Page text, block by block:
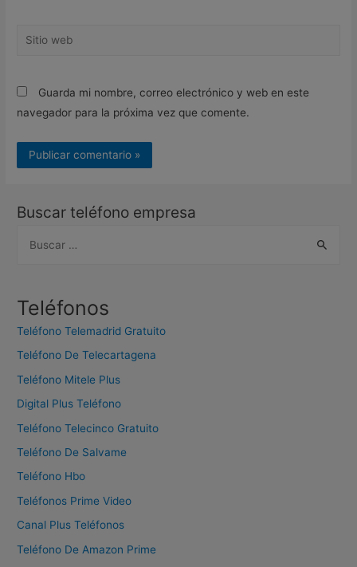
Sitio
Guarda mi nombre, correo electrónico y web en este
navegador para la próxima vez que comente.
Buscar teléfono empresa
c
Teléfonos
Teléfono Telemadrid Gratuito
Teléfono De Telecartagena
Teléfono Mitele Plus
Digital Plus Teléfono
Teléfono Telecinco Gratuito
Teléfono De Salvame
Teléfono Hbo
Teléfonos Prime Video
Canal Plus Teléfonos
Teléfono De Amazon Prime